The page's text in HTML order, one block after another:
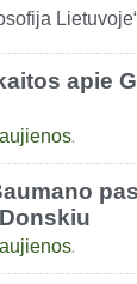
apie
.
.